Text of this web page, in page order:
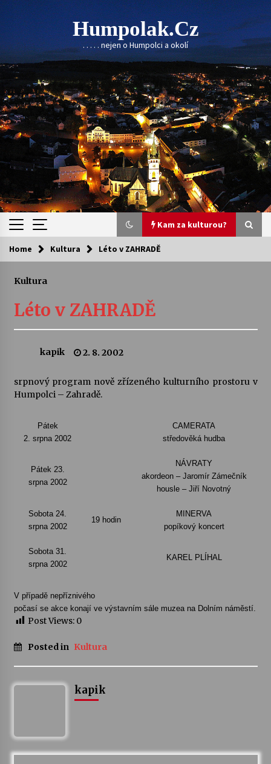
Skip
to
content
Humpolak.cz
. . . . . nejen o Humpolci a okolí
Kam za kulturou?
Kam za kulturou?
Sukuba Ensemble
4. 8. 2026
Vernisáž výstavy Josefíny Duškové: Stávám se
kapkou
Pozvánka na integrační festival Quijotova
šedesátka: 28. 7.–1. 8. 2026
Letní koncerty ve Stromovce: Kolchoz a
Jenakaši
17. 7. 2026
14. 7. 2026
Home Kultura Léto v ZAHRADĚ
Kultura
Léto v ZAHRADĚ
kapik 2. 8. 2002
srpnový program nově zřízeného kulturního prostoru v
Humpolci – Zahradě.
Pátek
2. srpna 2002
CAMERATA
středověká hudba
Pátek 23.
srpna 2002
NÁVRATY
akordeon – Jaromír Zámečník
housle – Jiří Novotný
Sobota 24.
srpna 2002
19 hodin
MINERVA
popíkový koncert
Sobota 31.
srpna 2002
KAREL PLÍHAL
V případě nepříznivého
počasí se akce konají ve výstavním sále muzea na Dolním náměstí.
Post Views: 0
Posted in Kultura
kapik